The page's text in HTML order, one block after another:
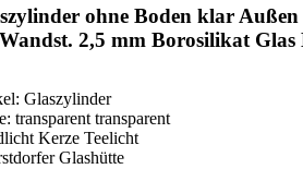
ohne Boden klar Außen
2,5 mm Borosilikat Glas
Glaszylinder
transparent transparent
Kerze Teelicht
Glashütte